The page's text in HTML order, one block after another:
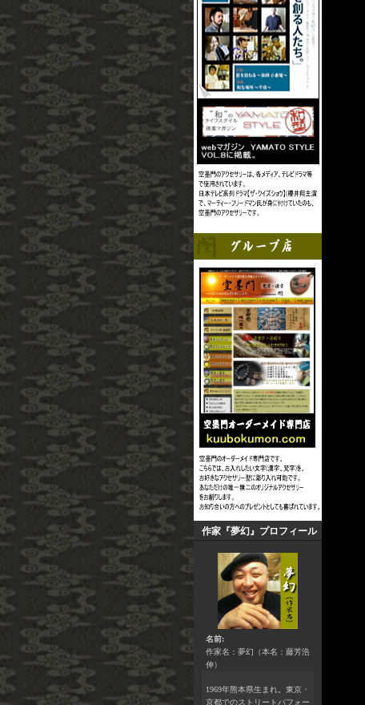
作家『夢幻』プロフィール
名前:
作家名：夢幻（本名：藤芳浩
伸）
1969年熊本県生まれ。東京・
京都でのストリートパフォー